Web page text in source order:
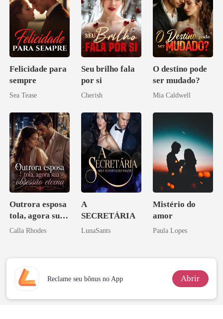
Felicidade para
sempre
Sea Tease
Seu brilho fala
por si
Cherish
O destino pode
ser mudado?
Mia Caldwell
Outrora esposa
tola, agora sua
obsessão eterna
Calla Rhodes
A
SECRETÁRIA
LunaSants
Mistério do
amor
Paula Lopes
Reclame seu bônus no App Abrir